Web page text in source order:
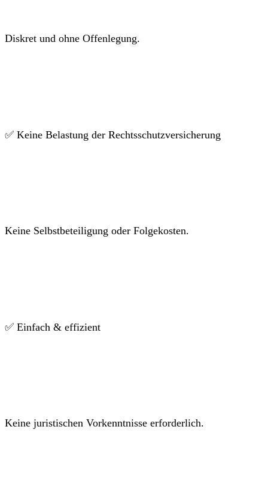
Diskret und ohne Offenlegung.
✅ Keine Belastung der Rechtsschutzversicherung
Keine Selbstbeteiligung oder Folgekosten.
✅ Einfach & effizient
Keine juristischen Vorkenntnisse erforderlich.